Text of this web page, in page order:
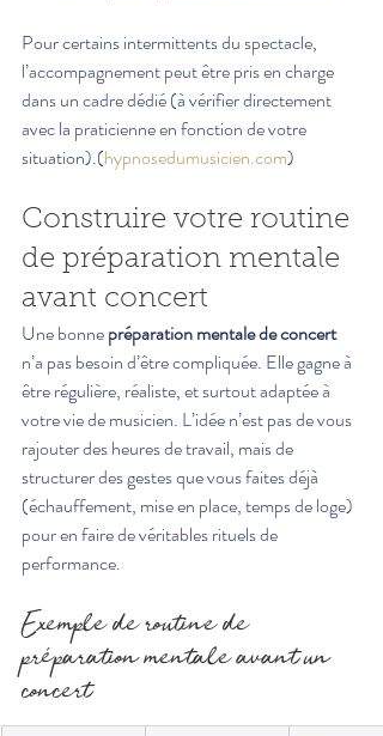
Pour certains intermittents du spectacle,
l’accompagnement peut être pris en charge
dans un cadre dédié (à vérifier directement
avec la praticienne en fonction de votre
situation).(hypnosedumusicien.com)
Construire votre routine
de préparation mentale
avant concert
Une bonne préparation mentale de concert
n’a pas besoin d’être compliquée. Elle gagne à
être régulière, réaliste, et surtout adaptée à
votre vie de musicien. L’idée n’est pas de vous
rajouter des heures de travail, mais de
structurer des gestes que vous faites déjà
(échauffement, mise en place, temps de loge)
pour en faire de véritables rituels de
performance.
Exemple de routine de
préparation mentale avant un
concert